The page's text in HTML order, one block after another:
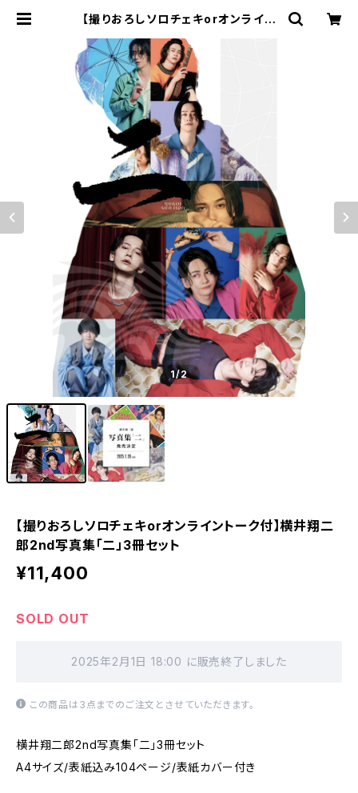
【撮りおろしソロチェキorオンライン
3冊セット | ステラリリーストア
1/2
【撮りおろしソロチェキorオンライントーク付】横井翔二
郎2nd写真集「二」3冊セット
¥11,400
SOLD OUT
2025年2月1日 18:00 に販売終了しました
この商品は3点までのご注文とさせていただきます。
横井翔二郎2nd写真集「二」3冊セット
A4サイズ/表紙込み104ページ/表紙カバー付き